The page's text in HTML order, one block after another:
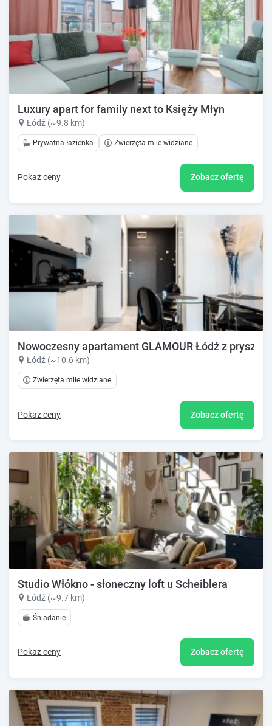
Luxury apart for family next to Księży Młyn
Łódź (~9.8 km)
Prywatna łazienka Zwierzęta mile widziane
Pokaż ceny Zobacz ofertę
Nowoczesny apartament GLAMOUR Łódź z
Łódź (~10.6 km)
Zwierzęta mile widziane
Pokaż ceny Zobacz ofertę
Studio Włókno - słoneczny loft u Scheiblera
Łódź (~9.7 km)
Śniadanie
Pokaż ceny Zobacz ofertę